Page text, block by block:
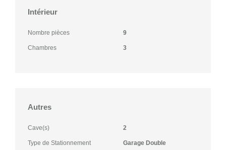
Intérieur
Nombre pièces 9
Chambres 3
Autres
Cave(s) 2
Type de Stationnement Garage Double